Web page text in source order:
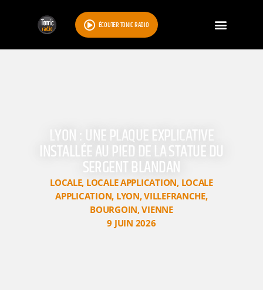
ÉCOUTER TONIC RADIO
LYON : UNE PLAQUE EXPLICATIVE
INSTALLÉE AU PIED DE LA STATUE DU
SERGENT BLANDAN
LOCALE, LOCALE APPLICATION, LOCALE
APPLICATION, LYON,VILLEFRANCHE,
BOURGOIN,VIENNE
9 JUIN 2026